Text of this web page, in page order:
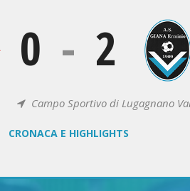
0 - 2
Campo Sportivo di Lugagnano
CRONACA E HIGHLIGHTS